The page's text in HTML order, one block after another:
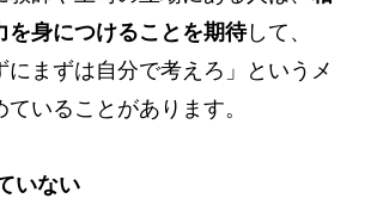
を身につけることを期待して、
にまずは自分で考えろ」というメ
いることがあります。
いない